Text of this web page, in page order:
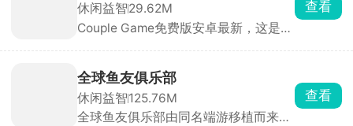
煮。每一位个性十足的深夜来客，都会
向你倾诉工作与生活中的苦楚与抱怨。
休闲益智29.62M
Couple Game免费版安卓最新，这是一
设立了温和、热辣以及猛烈三种模式，
获取随机题目，适用于情侣或者朋友之
间的问答，使其更加的了解彼此，拉近
彼此的距离。
查看
全球鱼友俱乐部
休闲益智125.76M
全球鱼友俱乐部由同名端游移植而来，
查看